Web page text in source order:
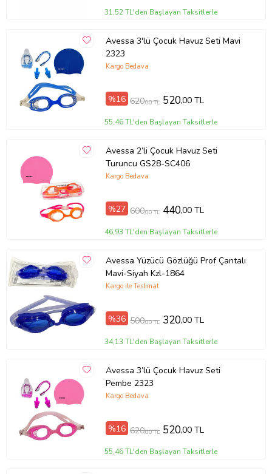
31,52 TL'den Başlayan Taksitlerle
Avessa 3'lü Çocuk Havuz Seti Mavi
2323
Kargo Bedava
%16 620,00 TL 520,00 TL
55,46 TL'den Başlayan Taksitlerle
Avessa 2’li Çocuk Havuz Seti
Turuncu GS28-SC406
Kargo Bedava
%27 600,00 TL 440,00 TL
46,93 TL'den Başlayan Taksitlerle
Avessa Yüzücü Gözlüğü Prof Çantalı
Mavi-Siyah Kzl-1864
Kargo ile Teslimat
%36 500,00 TL 320,00 TL
34,13 TL'den Başlayan Taksitlerle
Avessa 3’lü Çocuk Havuz Seti
Pembe 2323
Kargo Bedava
%16 620,00 TL 520,00 TL
55,46 TL'den Başlayan Taksitlerle